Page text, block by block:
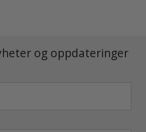
og oppdateringer